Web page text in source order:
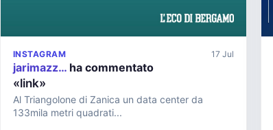
INSTAGRAM 17 Jul
jarimazz… ha commentato
«link»
Al Triangolone di Zanica un data center da
133mila metri quadrati...